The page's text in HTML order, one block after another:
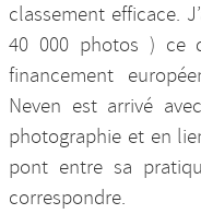
classement efficace.
40 000 photos ) ce
financement
Neven est arrivé
photographie et en
pont entre sa
correspondre.